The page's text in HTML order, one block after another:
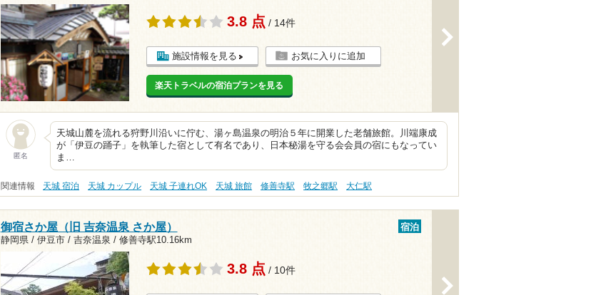
3.8 点 / 14件
施設情報を見る お気に入りに追加
楽天トラベルの宿泊プランを見る
匿名
天城山麓を流れる狩野川沿いに佇む、湯ヶ島温泉の明治５年に開業した老舗旅館。川端康成
が「伊豆の踊子」を執筆した宿として有名であり、日本秘湯を守る会会員の宿にもなってい
ま…
関連情報 天城 宿泊 天城 カップル 天城 子連れOK 天城 旅館 修善寺駅 牧之郷駅 大仁駅
御宿さか屋（旧 吉奈温泉 さか屋）
静岡県 / 伊豆市 / 吉奈温泉 / 修善寺駅10.16km
宿泊
3.8 点 / 10件